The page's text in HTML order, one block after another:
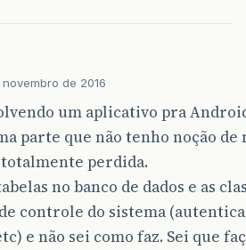
novembro de 2016
um aplicativo pra
parte que não tenho noção
perdida.
no banco de dados e as
controle do sistema
e não sei como faz. Sei que